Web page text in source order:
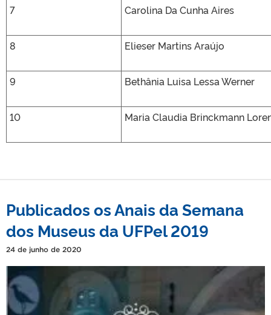
7 Carolina Da Cunha Aires
8 Elieser Martins Araújo
9 Bethânia Luisa Lessa Werner
10 Maria Claudia Brinckmann
Publicados os Anais da Semana
dos Museus da UFPel 2019
24 de junho de 2020